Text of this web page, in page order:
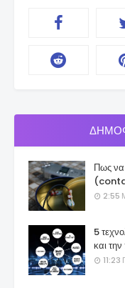
Πως να
2:55
5
και
11:23